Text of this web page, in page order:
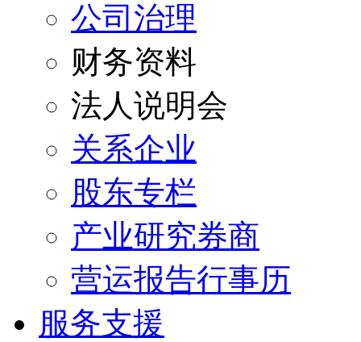
公司治理
财务资料
法人说明会
关系企业
股东专栏
产业研究券商
营运报告行事历
服务支援